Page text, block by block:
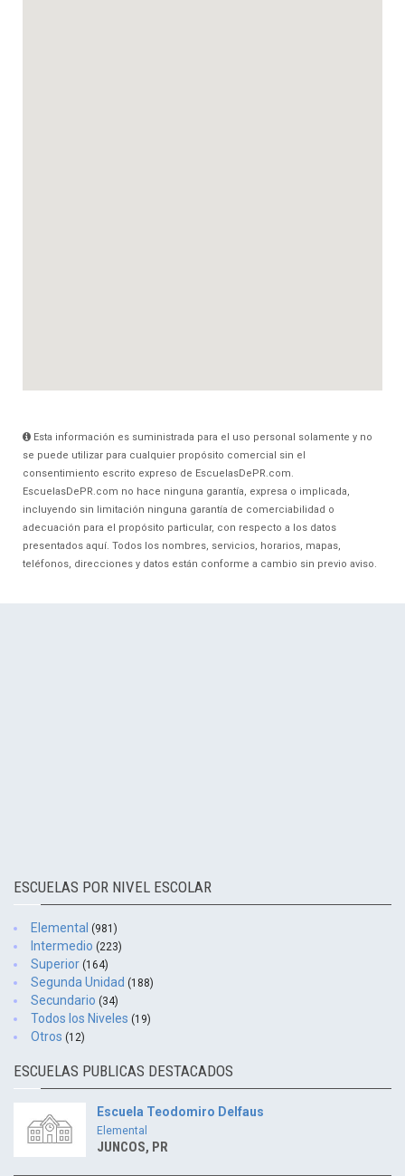
Esta información es suministrada para el uso personal solamente y no
se puede utilizar para cualquier propósito comercial sin el
consentimiento escrito expreso de EscuelasDePR.com.
EscuelasDePR.com no hace ninguna garantía, expresa o implicada,
incluyendo sin limitación ninguna garantía de comerciabilidad o
adecuación para el propósito particular, con respecto a los datos
presentados aquí. Todos los nombres, servicios, horarios, mapas,
teléfonos, direcciones y datos están conforme a cambio sin previo aviso.
ESCUELAS POR NIVEL ESCOLAR
Elemental (981)
Intermedio (223)
Superior (164)
Segunda Unidad (188)
Secundario (34)
Todos los Niveles (19)
Otros (12)
ESCUELAS PUBLICAS DESTACADOS
Escuela Teodomiro Delfaus
Elemental
JUNCOS, PR